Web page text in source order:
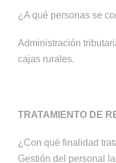
¿A qué personas se
Administración
cajas rurales.
TRATAMIENTO DE
¿Con qué finalidad
Gestión del personal